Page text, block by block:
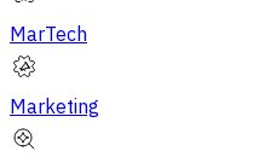
MarTech
Marketing